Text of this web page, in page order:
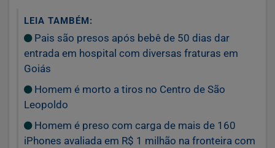
LEIA TAMBÉM:
Pais são presos após bebê de 50 dias dar
entrada em hospital com diversas fraturas em
Goiás
Homem é morto a tiros no Centro de São
Leopoldo
Homem é preso com carga de mais de 160
iPhones avaliada em R$ 1 milhão na fronteira com